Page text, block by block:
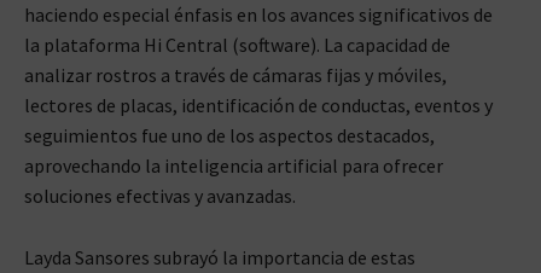
haciendo especial énfasis en los avances significativos de
la plataforma Hi Central (software). La capacidad de
analizar rostros a través de cámaras fijas y móviles,
lectores de placas, identificación de conductas, eventos y
seguimientos fue uno de los aspectos destacados,
aprovechando la inteligencia artificial para ofrecer
soluciones efectivas y avanzadas.
Layda Sansores subrayó la importancia de estas